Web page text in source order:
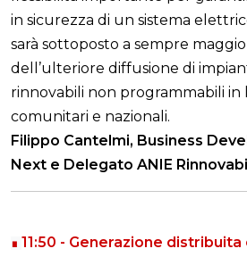
in sicurezza di un sistema
sarà sottoposto a sempre
dell’ulteriore diffusione di
rinnovabili non programmabili in
comunitari e nazionali.
Filippo Cantelmi, Business
Next e Delegato ANIE
∎ 11:50 - Generazione